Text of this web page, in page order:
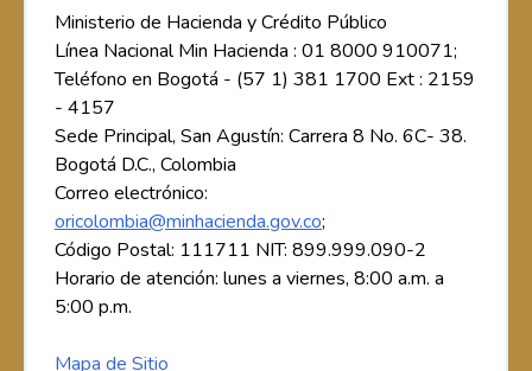
Ministerio de Hacienda y Crédito Público
Línea Nacional Min Hacienda : 01 8000 910071;
Teléfono en Bogotá - (57 1) 381 1700 Ext : 2159
- 4157
Sede Principal, San Agustín: Carrera 8 No. 6C- 38.
Bogotá D.C., Colombia
Correo electrónico:
oricolombia@minhacienda.gov.co;
Código Postal: 111711 NIT: 899.999.090-2
Horario de atención: lunes a viernes, 8:00 a.m. a
5:00 p.m.
Mapa de Sitio